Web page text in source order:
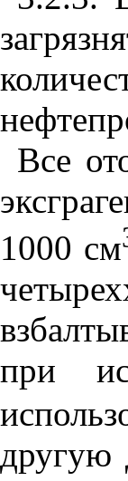
Все
1000 см
при
другую